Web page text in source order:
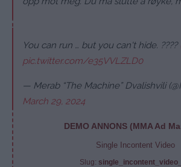
You can run … but you can't hide. ????
pic.twitter.com/e35VVLZLD0
— Merab “The Machine” Dvalishvili
March 29, 2024
DEMO ANNONS (MMA Ad
Single Incontent Video
Slug: